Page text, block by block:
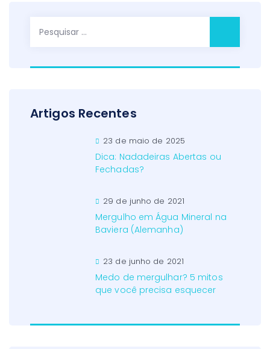
Pesquisar
Artigos Recentes
23 de maio de 2025
Dica: Nadadeiras Abertas ou
Fechadas?
29 de junho de 2021
Mergulho em Água Mineral na
Baviera (Alemanha)
23 de junho de 2021
Medo de mergulhar? 5 mitos
que você precisa esquecer